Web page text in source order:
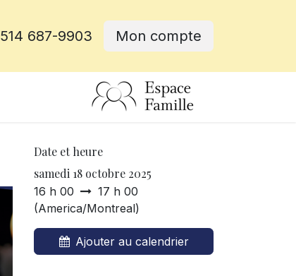
514 687-9903 Mon compte
Date et heure
samedi 18 octobre 2025
16 h 00
17 h 00
(America/Montreal)
Ajouter au calendrier